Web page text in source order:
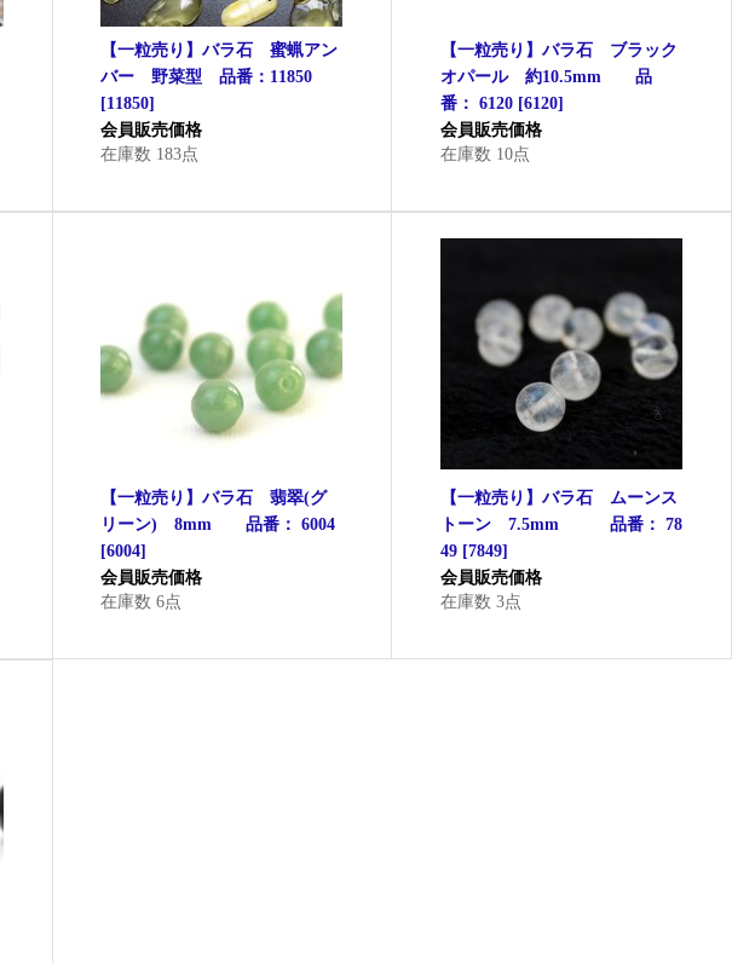
【一粒売り】バラ石 蜜蝋アン
バー 野菜型 品番：11850
[11850]
会員販売価格
在庫数 183点
【一粒売り】バラ石 ブラック
オパール 約10.5mm 品
番： 6120 [6120]
会員販売価格
在庫数 10点
【一粒売り】バラ石 翡翠(グ
リーン) 8mm 品番： 6004
[6004]
会員販売価格
在庫数 6点
【一粒売り】バラ石 ムーンス
トーン 7.5mm 品番： 78
49 [7849]
会員販売価格
在庫数 3点